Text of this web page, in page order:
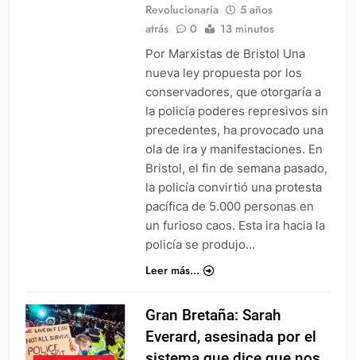
Revolucionaria
5 años
atrás
0 13 minutos
Por Marxistas de Bristol Una
nueva ley propuesta por los
conservadores, que otorgaría a
la policía poderes represivos sin
precedentes, ha provocado una
ola de ira y manifestaciones. En
Bristol, el fin de semana pasado,
la policía convirtió una protesta
pacífica de 5.000 personas en
un furioso caos. Esta ira hacia la
policía se produjo…
Leer más...
Gran Bretaña: Sarah
Everard, asesinada por el